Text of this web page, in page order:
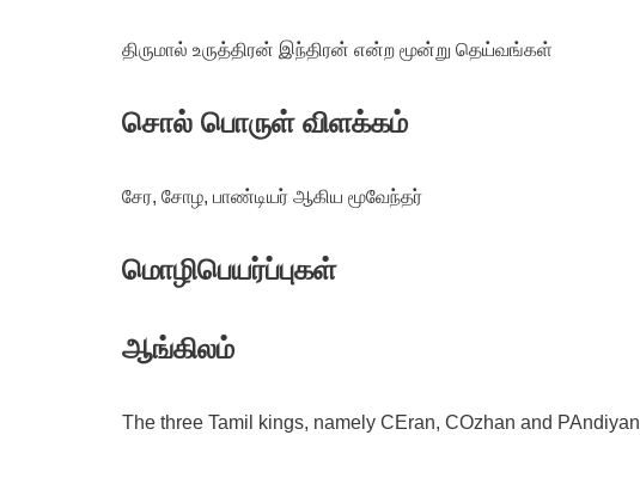
திருமால் உருத்திரன் இந்திரன் என்ற மூன்று தெய்வங்கள்
சொல் பொருள் விளக்கம்
சேர, சோழ, பாண்டியர் ஆகிய மூவேந்தர்
மொழிபெயர்ப்புகள்
ஆங்கிலம்
The three Tamil kings, namely CEran, COzhan and PAndiyan